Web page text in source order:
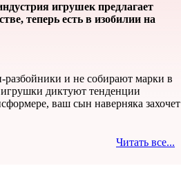
игрушек предлагает
теперь есть в изобилии на
и не собирают марки в
диктуют тенденции
ваш сын наверняка захочет
Читать все...